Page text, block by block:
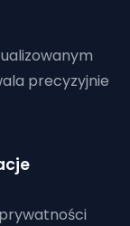
precyzyjnie